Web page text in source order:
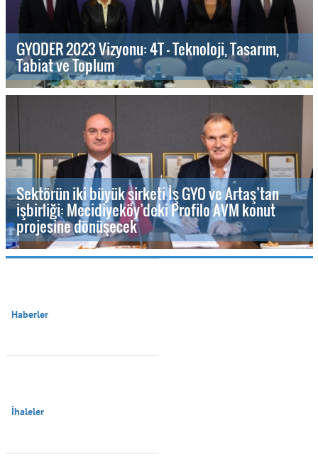
GYODER 2023 Vizyonu: 4T - Teknoloji, Tasarım,
Tabiat ve Toplum
Sektörün iki büyük şirketi İş GYO ve Artaş’tan
işbirliği: Mecidiyeköy’deki Profilo AVM konut
projesine dönüşecek
Haberler
İhaleler